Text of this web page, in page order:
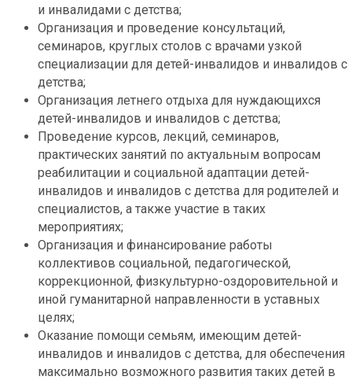
и инвалидами с детства;
Организация и проведение консультаций,
семинаров, круглых столов с врачами узкой
специализации для детей-инвалидов и инвалидов с
детства;
Организация летнего отдыха для нуждающихся
детей-инвалидов и инвалидов с детства;
Проведение курсов, лекций, семинаров,
практических занятий по актуальным вопросам
реабилитации и социальной адаптации детей-
инвалидов и инвалидов с детства для родителей и
специалистов, а также участие в таких
мероприятиях;
Организация и финансирование работы
коллективов социальной, педагогической,
коррекционной, физкультурно-оздоровительной и
иной гуманитарной направленности в уставных
целях;
Оказание помощи семьям, имеющим детей-
инвалидов и инвалидов с детства, для обеспечения
максимально возможного развития таких детей в